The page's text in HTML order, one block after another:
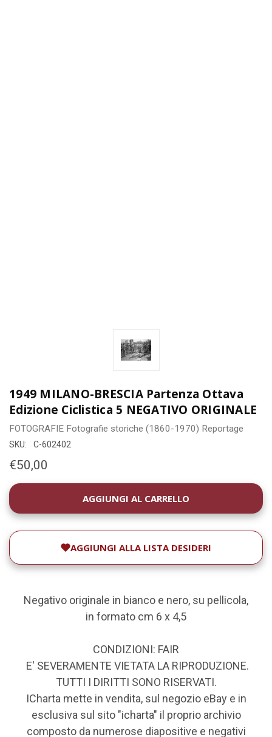
1949 MILANO-BRESCIA Partenza Ottava
Edizione Ciclistica 5 NEGATIVO ORIGINALE
FOTOGRAFIE Fotografie storiche (1860-1970) Reportage
SKU: C-602402
€50,00
DISPONIBILITÀ
ATTUALE:
AGGIUNGI ALLA LISTA DESIDERI
Negativo originale in bianco e nero, su pellicola,
in formato cm 6 x 4,5
CONDIZIONI: FAIR
E' SEVERAMENTE VIETATA LA RIPRODUZIONE.
TUTTI I DIRITTI SONO RISERVATI.
ICharta mette in vendita, sul negozio eBay e in
esclusiva sul sito "icharta" il proprio archivio
composto da numerose diapositive e negativi